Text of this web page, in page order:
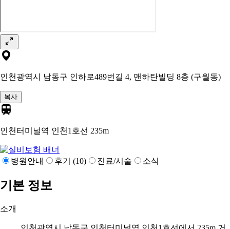
인천광역시 남동구 인하로489번길 4, 맨하탄빌딩 8층 (구월동)
복사
인천터미널역 인천1호선 235m
병원안내 후기 (10) 진료/시술 소식
기본 정보
소개